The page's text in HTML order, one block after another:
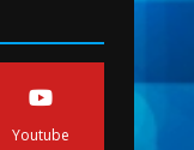
“Noi
Youtube